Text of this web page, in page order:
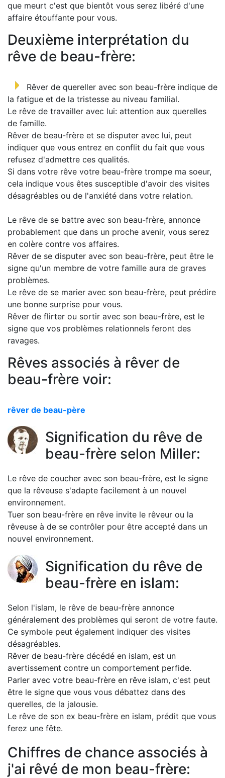
que meurt c'est que bientôt vous serez libéré d'une
affaire étouffante pour vous.
Deuxième interprétation du
rêve de beau-frère:
Rêver de quereller avec son beau-frère indique de
la fatigue et de la tristesse au niveau familial.
Le rêve de travailler avec lui: attention aux querelles
de famille.
Rêver de beau-frère et se disputer avec lui, peut
indiquer que vous entrez en conflit du fait que vous
refusez d'admettre ces qualités.
Si dans votre rêve votre beau-frère trompe ma soeur,
cela indique vous êtes susceptible d'avoir des visites
désagréables ou de l'anxiété dans votre relation.
Le rêve de se battre avec son beau-frère, annonce
probablement que dans un proche avenir, vous serez
en colère contre vos affaires.
Rêver de se disputer avec son beau-frère, peut être le
signe qu'un membre de votre famille aura de graves
problèmes.
Le rêve de se marier avec son beau-frère, peut prédire
une bonne surprise pour vous.
Rêver de flirter ou sortir avec son beau-frère, est le
signe que vos problèmes relationnels feront des
ravages.
Rêves associés à rêver de
beau-frère voir:
rêver de beau-père
Signification du rêve de
beau-frère selon Miller:
Le rêve de coucher avec son beau-frère, est le signe
que la rêveuse s'adapte facilement à un nouvel
environnement.
Tuer son beau-frère en rêve invite le rêveur ou la
rêveuse à de se contrôler pour être accepté dans un
nouvel environnement.
Signification du rêve de
beau-frère en islam:
Selon l'islam, le rêve de beau-frère annonce
généralement des problèmes qui seront de votre faute.
Ce symbole peut également indiquer des visites
désagréables.
Rêver de beau-frère décédé en islam, est un
avertissement contre un comportement perfide.
Parler avec votre beau-frère en rêve islam, c'est peut
être le signe que vous vous débattez dans des
querelles, de la jalousie.
Le rêve de son ex beau-frère en islam, prédit que vous
ferez une fête.
Chiffres de chance associés à
j'ai rêvé de mon beau-frère: